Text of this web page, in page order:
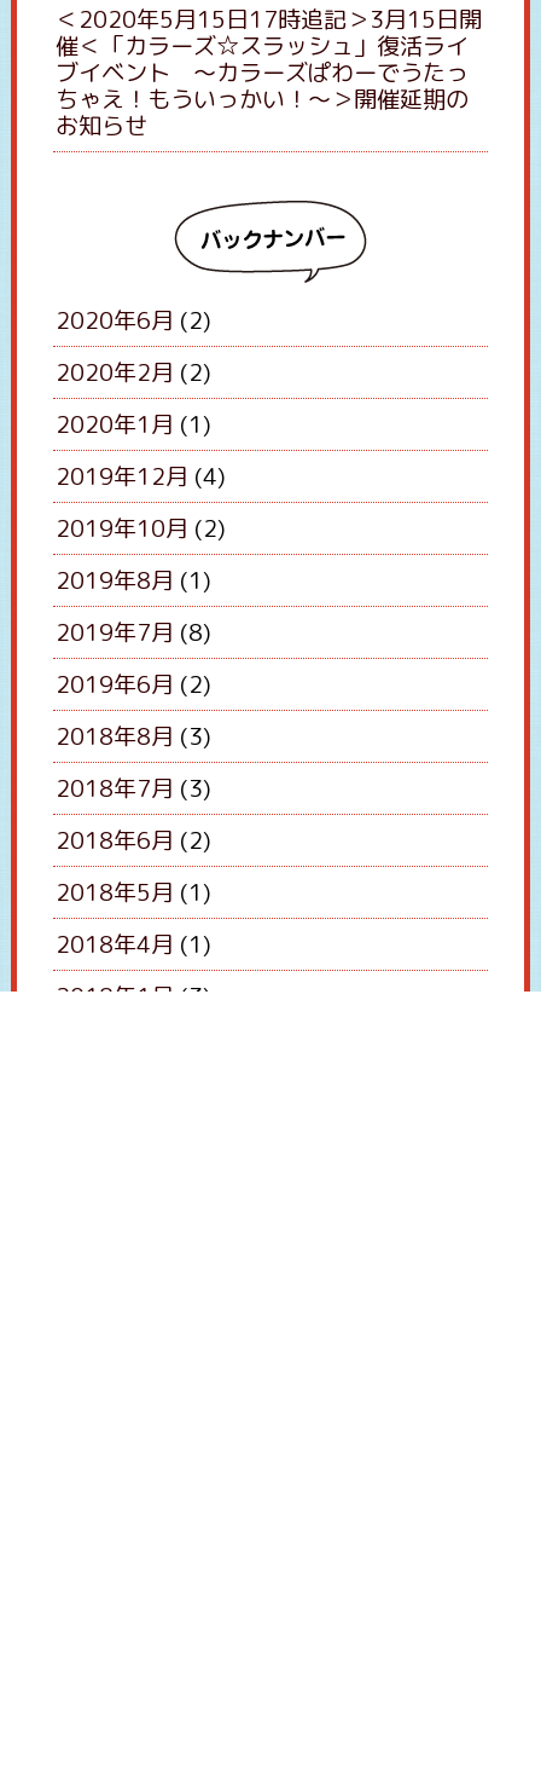
＜2020年5月15日17時追記＞3月15日開
催＜「カラーズ☆スラッシュ」復活ライ
ブイベント 〜カラーズぱわーでうたっ
ちゃえ！もういっかい！〜＞開催延期の
お知らせ
ックナンバー
2020年6月 (2)
2020年2月 (2)
2020年1月 (1)
2019年12月 (4)
2019年10月 (2)
2019年8月 (1)
2019年7月 (8)
2019年6月 (2)
2018年8月 (3)
2018年7月 (3)
2018年6月 (2)
2018年5月 (1)
2018年4月 (1)
2018年1月 (3)